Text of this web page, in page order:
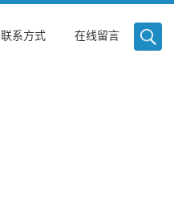
联系方式 在线留言